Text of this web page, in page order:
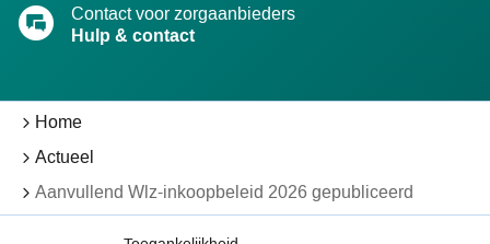
Contact voor zorgaanbieders
Hulp & contact
Home
Actueel
Aanvullend Wlz-inkoopbeleid 2026 gepubliceerd